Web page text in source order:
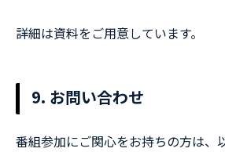
詳細は資料をご用意しています。
9. お問い合わせ
番組参加にご関心をお持ちの方は、